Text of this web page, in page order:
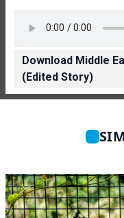
Download Middle
(Edited Story)